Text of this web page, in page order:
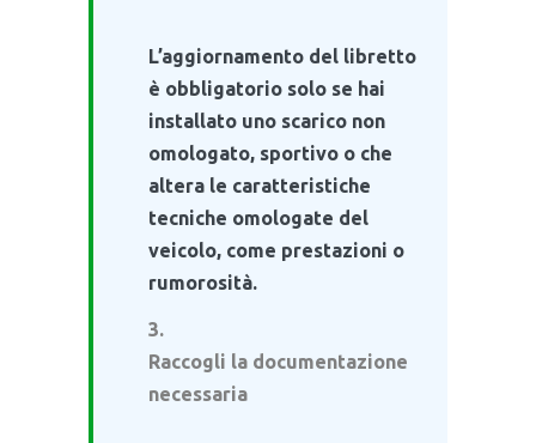
L’aggiornamento del libretto
è obbligatorio solo se hai
installato uno scarico non
omologato, sportivo o che
altera le caratteristiche
tecniche omologate del
veicolo, come prestazioni o
rumorosità.
Raccogli la documentazione
necessaria